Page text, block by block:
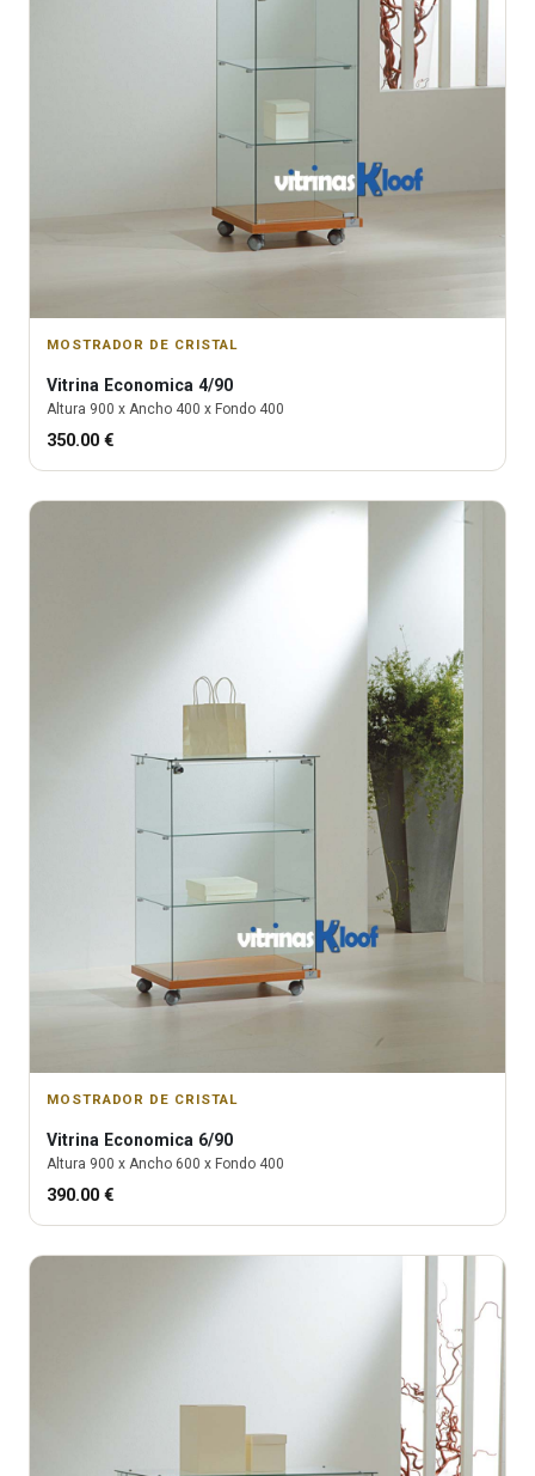
MOSTRADOR DE CRISTAL
Vitrina Economica 4/90
Altura 900 x Ancho 400 x Fondo 400
350.00 €
MOSTRADOR DE CRISTAL
Vitrina Economica 6/90
Altura 900 x Ancho 600 x Fondo 400
390.00 €